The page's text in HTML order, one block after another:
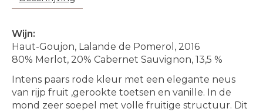
Wijn:
Haut-Goujon, Lalande de Pomerol, 2016
80% Merlot, 20% Cabernet Sauvignon, 13,5 %
Intens paars rode kleur met een elegante neus
van rijp fruit ,gerookte toetsen en vanille. In de
mond zeer soepel met volle fruitige structuur. Dit